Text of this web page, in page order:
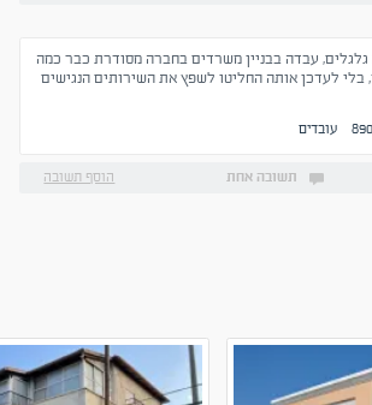
עבדה בבניין משרדים בחברה מסודרת כבר כמה
בלי לעדכן אותה החליטו לשפץ את השירותים הנגישים
שהשיפוץ באחריות בעל הבניין ולהם אין קשר
למס' חודשיים, מבחינתם שתשב בבית על חשבון ימי890 עובדים
תשובה אחת הוסף תשובה